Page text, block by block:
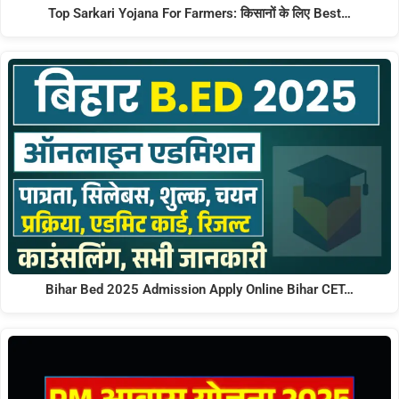
Top Sarkari Yojana For Farmers: किसानों के लिए Best…
Bihar Bed 2025 Admission Apply Online Bihar CET…